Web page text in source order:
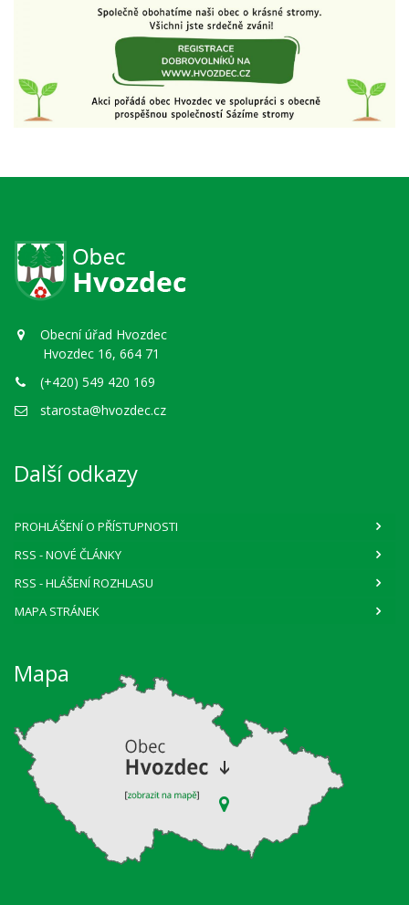
Obecní úřad Hvozdec
Hvozdec 16, 664 71
(+420) 549 420 169
starosta@hvozdec.cz
Další odkazy
PROHLÁŠENÍ O PŘÍSTUPNOSTI
RSS - NOVÉ ČLÁNKY
RSS - HLÁŠENÍ ROZHLASU
MAPA STRÁNEK
Mapa